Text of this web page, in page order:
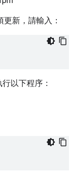
新，請輸入：
以下程序：